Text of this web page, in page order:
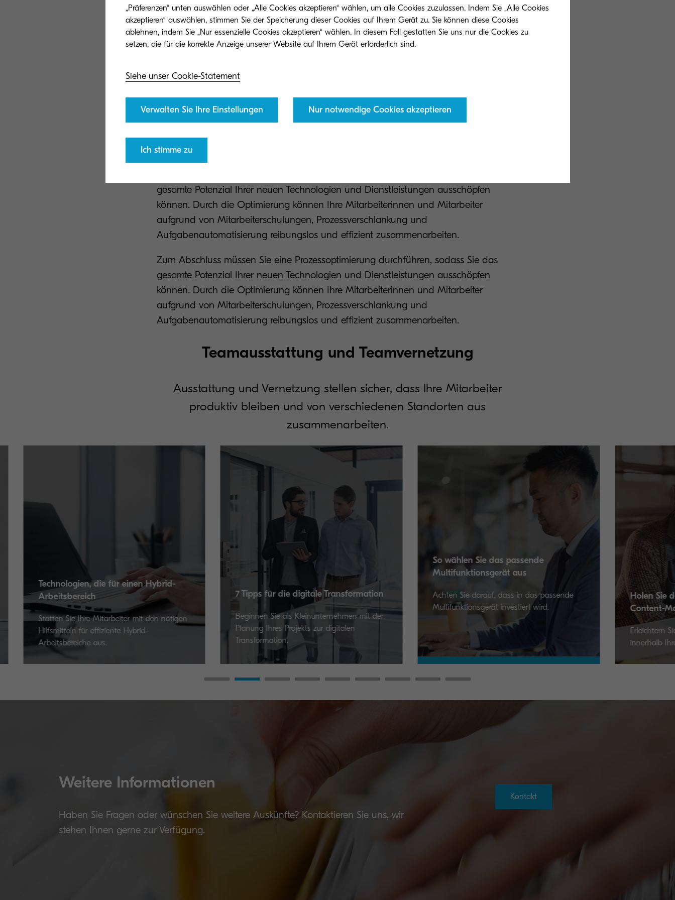
des Teams, Vernetzung der Teammitglieder und Optimierung Ihrer Prozesse.
Um erfolgreich zu sein, müssen Sie Ihr Team zunächst mit der erforderlichen
Hardware und Infrastruktur ausstatten, die das Arbeiten von überall ermöglicht. Dazu
Mitarbeiterinnen und Mitarbeiter mobil und agil sind.
In der nächsten Stufe müssen Sie Ihre Mitarbeiterinnen und Mitarbeiter miteinander
die richtigen Kommunikationswerkzeuge von entscheidender Bedeutung.
gesamte Potenzial Ihrer neuen Technologien und Dienstleistungen ausschöpfen
können. Durch die Optimierung können Ihre Mitarbeiterinnen und Mitarbeiter
aufgrund von Mitarbeiterschulungen, Prozessverschlankung und
Aufgabenautomatisierung reibungslos und effizient zusammenarbeiten.
Zum Abschluss müssen Sie eine Prozessoptimierung durchführen, sodass Sie das
gesamte Potenzial Ihrer neuen Technologien und Dienstleistungen ausschöpfen
können. Durch die Optimierung können Ihre Mitarbeiterinnen und Mitarbeiter
aufgrund von Mitarbeiterschulungen, Prozessverschlankung und
Aufgabenautomatisierung reibungslos und effizient zusammenarbeiten.
Teamausstattung und Teamvernetzung
Ausstattung und Vernetzung stellen sicher, dass Ihre Mitarbeiter
produktiv bleiben und von verschiedenen Standorten aus
zusammenarbeiten.
den nötigen
7 Tipps für die digitale Transformation
Beginnen Sie als Kleinunternehmen mit der
Planung Ihres Projekts zur digitalen
Transformation.
So wählen Sie das passende
Achten Sie darauf, dass in das passende
Multifunktionsgerät investiert wird.
Holen Sie das Beste aus Ihrer
Content-Management-L
Erleichtern Sie die Inhaltsverwaltung
innerhalb Ihres Unternehmens.
Weitere Informationen
Haben Sie Fragen oder wünschen Sie weitere Auskünfte? Kontaktieren Sie uns, wir
stehen Ihnen gerne zur Verfügung.
Kontakt
„Präferenzen“ unten auswählen oder „Alle Cookies akzeptieren“ wählen, um alle Cookies zuzulassen. Indem Sie „Alle Cookies
akzeptieren“ auswählen, stimmen Sie der Speicherung dieser Cookies auf Ihrem Gerät zu. Sie können diese Cookies
ablehnen, indem Sie „Nur essenzielle Cookies akzeptieren“ wählen. In diesem Fall gestatten Sie uns nur die Cookies zu
setzen, die für die korrekte Anzeige unserer Website auf Ihrem Gerät erforderlich sind.
Siehe unser Cookie-Statement
Verwalten Sie Ihre Einstellungen Nur notwendige Cookies akzeptieren
Ich stimme zu